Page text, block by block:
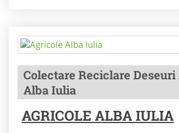
Colectare Reciclare
Alba Iulia
AGRICOLE ALBA IULIA